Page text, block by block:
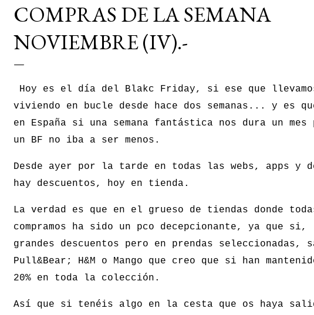
COMPRAS DE LA SEMANA
NOVIEMBRE (IV).-
Hoy es el día del Blakc Friday, si ese que
viviendo en bucle desde hace dos semanas... y es
en España si una semana fantástica nos dura un mes
un BF no iba a ser menos.
Desde ayer por la tarde en todas las webs, apps y
hay descuentos, hoy en tienda.
La verdad es que en el grueso de tiendas donde
compramos ha sido un pco decepcionante, ya que si,
grandes descuentos pero en prendas seleccionadas,
Pull&Bear; H&M o Mango que creo que si han
20% en toda la colección.
Así que si tenéis algo en la cesta que os haya